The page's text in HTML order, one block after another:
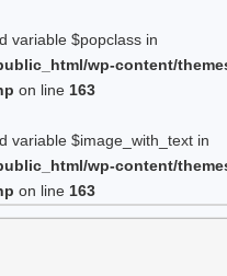
variable $popclass in
wp-content/
on line 163
variable $image_with_text in
wp-content/
on line 163